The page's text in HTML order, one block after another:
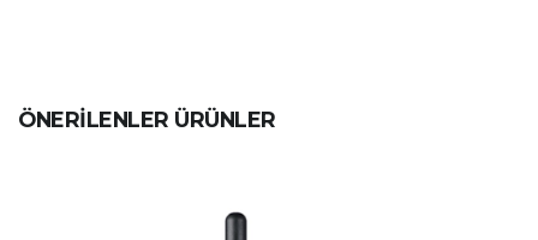
ÖNERİLENLER ÜRÜNLER